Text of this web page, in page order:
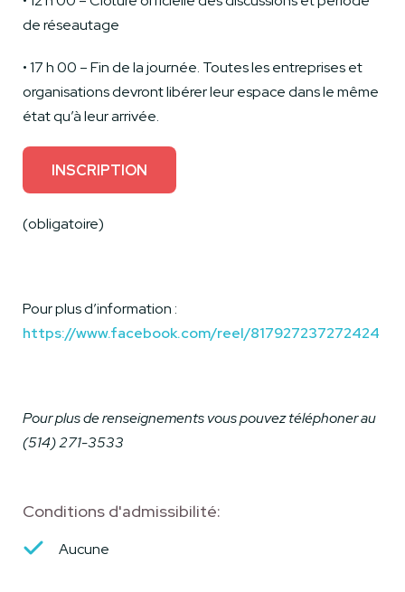
de réseautage
• 17 h 00 – Fin de la journée. Toutes les entreprises et
organisations devront libérer leur espace dans le même
état qu’à leur arrivée.
INSCRIPTION
(obligatoire)
Pour plus d’information :
https://www.facebook.com/reel/817927237272424
Pour plus de renseignements vous pouvez téléphoner au
(514) 271-3533
Conditions d'admissibilité:
Aucune